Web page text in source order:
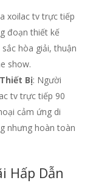
xoilac tv trực tiếp
đoạn thiết kế
hòa giải, thuận
show.
Bị: Người
tv trực tiếp 90
cảm ứng di
nhưng hoàn toàn
Hấp Dẫn